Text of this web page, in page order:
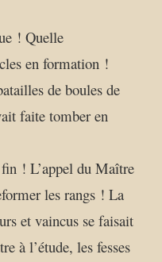
! Quelle
en formation !
de boules de
faite tomber en
! L’appel du Maître
les rangs ! La
et vaincus se faisait
à l’étude, les fesses